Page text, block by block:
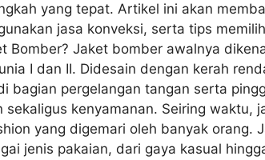
yang tepat. Artikel ini akan
jasa konveksi, serta tips
Bomber? Jaket bomber awalnya
I dan II. Didesain dengan kerah
bagian pergelangan tangan serta
kenyamanan. Seiring waktu,
yang digemari oleh banyak orang.
jenis pakaian, dari gaya kasual